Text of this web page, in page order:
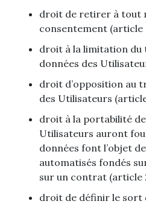
droit de retirer à tout
consentement (article
droit à la limitation du
données des
droit d’opposition au
des Utilisateurs (article
droit à la portabilité
Utilisateurs auront
données font l’objet
automatisés fondés
sur un contrat (article
droit de définir le sort